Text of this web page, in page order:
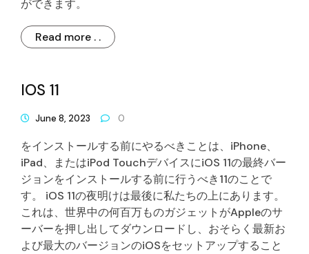
ができます。
Read more . .
IOS 11
June 8, 2023 0
をインストールする前にやるべきことは、iPhone、
iPad、またはiPod TouchデバイスにiOS 11の最終バー
ジョンをインストールする前に行うべき11のことで
す。 iOS 11の夜明けは最後に私たちの上にあります。
これは、世界中の何百万ものガジェットがAppleのサ
ーバーを押し出してダウンロードし、おそらく最新お
よび最大のバージョンのiOSをセットアップすること